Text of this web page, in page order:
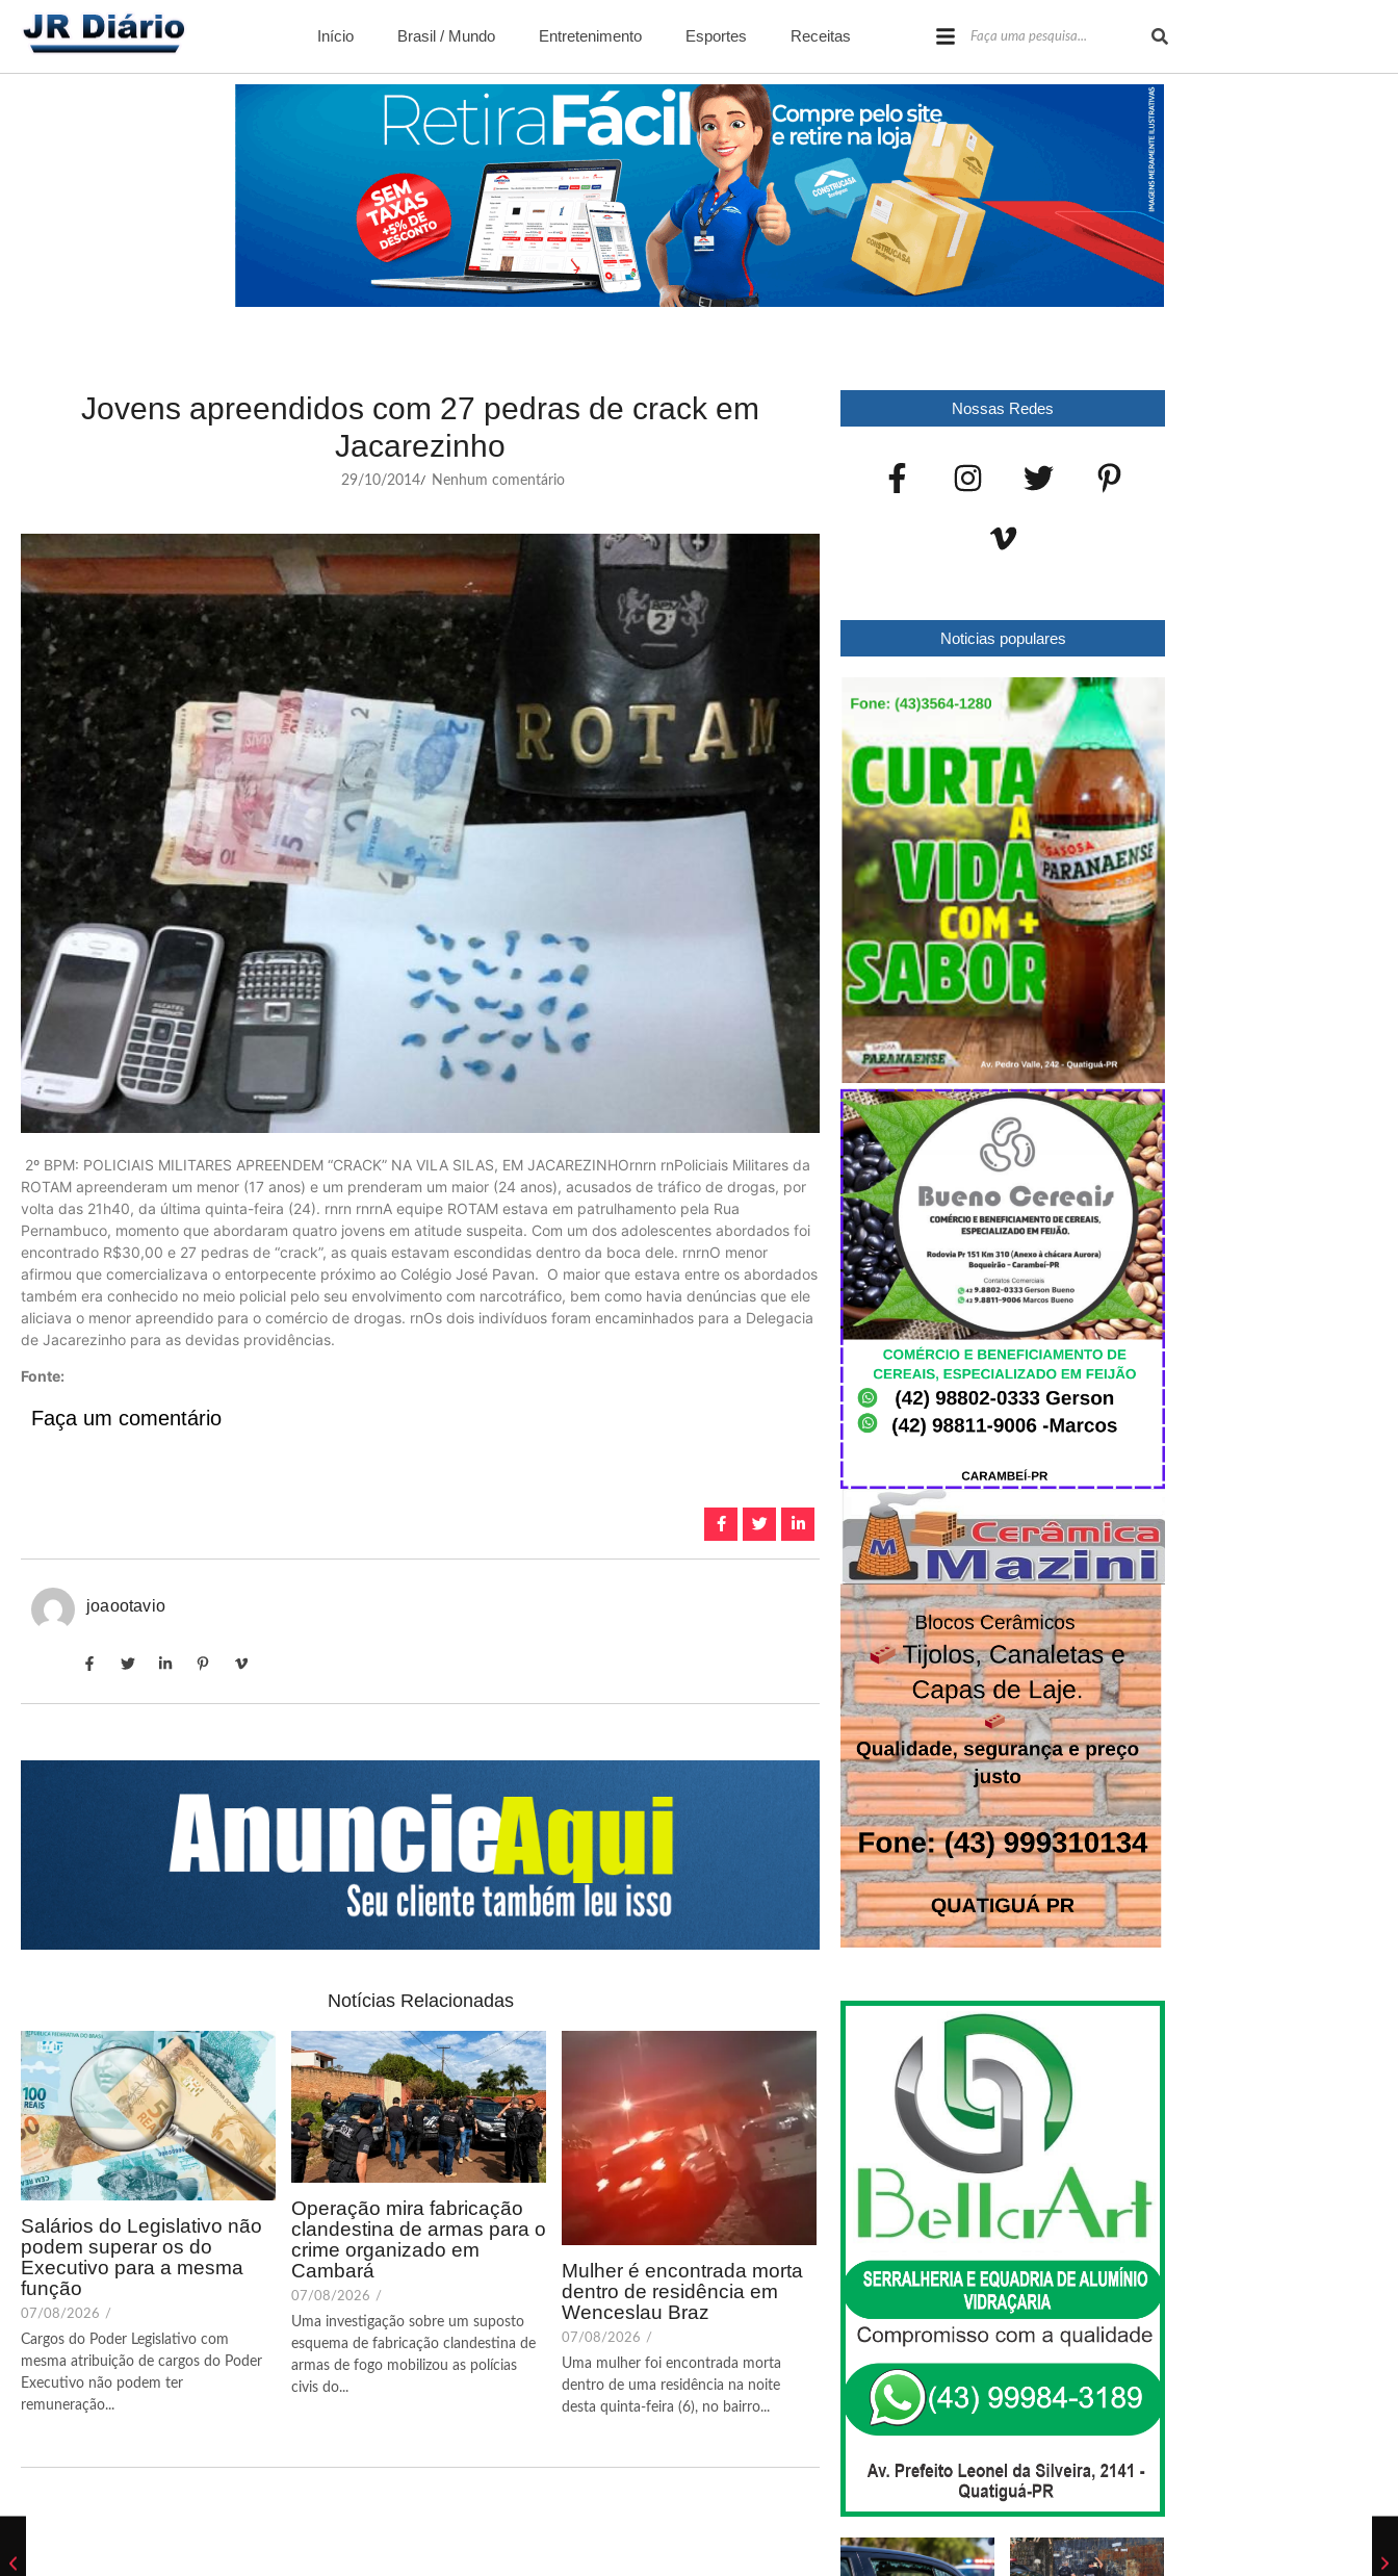
Início Brasil / Mundo Entretenimento Esportes Receitas
Jovens apreendidos com 27 pedras de crack em
Jacarezinho
29/10/2014/ Nenhum comentário
2º BPM: POLICIAIS MILITARES APREENDEM “CRACK” NA VILA SILAS, EM JACAREZINHOrnrn rnPoliciais Militares da
ROTAM apreenderam um menor (17 anos) e um prenderam um maior (24 anos), acusados de tráfico de drogas, por
volta das 21h40, da última quinta-feira (24). rnrn rnrnA equipe ROTAM estava em patrulhamento pela Rua
Pernambuco, momento que abordaram quatro jovens em atitude suspeita. Com um dos adolescentes abordados foi
encontrado R$30,00 e 27 pedras de “crack”, as quais estavam escondidas dentro da boca dele. rnrnO menor
afirmou que comercializava o entorpecente próximo ao Colégio José Pavan. O maior que estava entre os abordados
também era conhecido no meio policial pelo seu envolvimento com narcotráfico, bem como havia denúncias que ele
aliciava o menor apreendido para o comércio de drogas. rnOs dois indivíduos foram encaminhados para a Delegacia
de Jacarezinho para as devidas providências.
Fonte:
Faça um comentário
joaootavio
Notícias Relacionadas
Salários do Legislativo não
podem superar os do
Executivo para a mesma
função
07/08/2026 /
Cargos do Poder Legislativo com
mesma atribuição de cargos do Poder
Executivo não podem ter
remuneração...
Operação mira fabricação
clandestina de armas para o
crime organizado em
Cambará
07/08/2026 /
Uma investigação sobre um suposto
esquema de fabricação clandestina de
armas de fogo mobilizou as polícias
civis do...
Mulher é encontrada morta
dentro de residência em
Wenceslau Braz
07/08/2026 /
Uma mulher foi encontrada morta
dentro de uma residência na noite
desta quinta-feira (6), no bairro...
Nossas Redes
Noticias populares